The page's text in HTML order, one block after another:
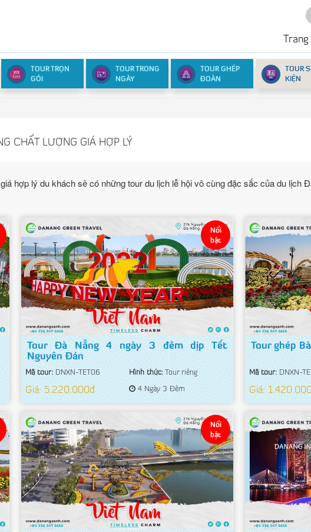
TOUR TRỌN
GÓI
TOUR TRONG
NGÀY
TOUR GHÉP
ĐOÀN
TOUR
KIỆN
CHẤT LƯỢNG GIÁ HỢP LÝ
hợp lý du khách sẽ có những tour du lịch lễ hội vô cùng đặc sắc của du lịch
Nổi
bật
Tour Đà Nẵng 4 ngày 3 đêm dịp Tết
Nguyên Đán
Mã tour:DNXN-TET06 Hình thức:Tour riêng
Giá: 5.220.000đ 4 Ngày 3 Đêm
Tour ghép
Mã tour:DNXN-
Giá:
Nổi
bật